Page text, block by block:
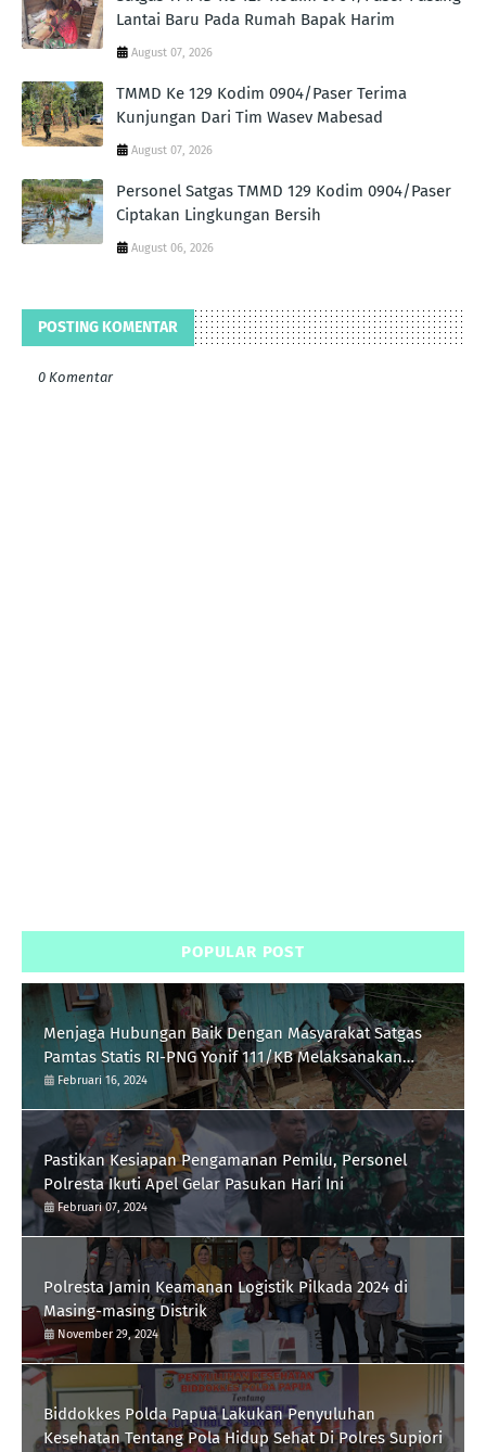
Lantai Baru Pada Rumah Bapak Harim
August 07, 2026
TMMD Ke 129 Kodim 0904/Paser Terima
Kunjungan Dari Tim Wasev Mabesad
August 07, 2026
Personel Satgas TMMD 129 Kodim 0904/Paser
Ciptakan Lingkungan Bersih
August 06, 2026
POSTING KOMENTAR
0 Komentar
POPULAR POST
Menjaga Hubungan Baik Dengan Masyarakat Satgas
Pamtas Statis RI-PNG Yonif 111/KB Melaksanakan
Silaturrahmi
Februari 16, 2024
Pastikan Kesiapan Pengamanan Pemilu, Personel
Polresta Ikuti Apel Gelar Pasukan Hari Ini
Februari 07, 2024
Polresta Jamin Keamanan Logistik Pilkada 2024 di
Masing-masing Distrik
November 29, 2024
Biddokkes Polda Papua Lakukan Penyuluhan
Kesehatan Tentang Pola Hidup Sehat Di Polres Supiori